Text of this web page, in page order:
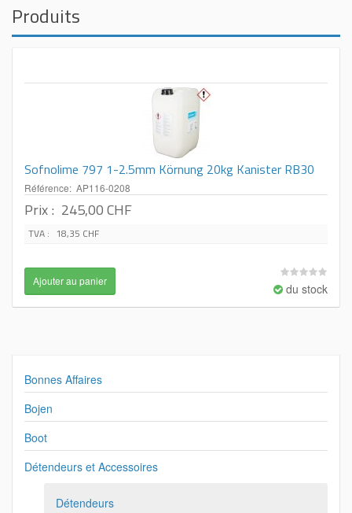
Produits
Sofnolime 797 1-2.5mm Körnung 20kg Kanister RB30
Référence: AP116-0208
Prix : 245,00 CHF
TVA : 18,35 CHF
du stock
Bonnes Affaires
Bojen
Boot
Détendeurs et Accessoires
Détendeurs